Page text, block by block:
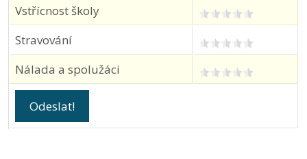
Vstřícnost školy
Stravování
Nálada a spolužáci